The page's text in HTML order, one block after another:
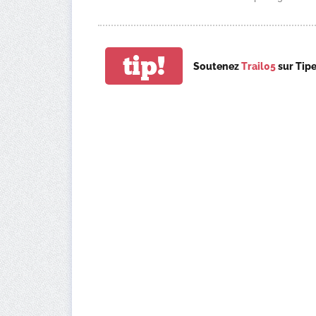
tip! SoutenezTrail05sur